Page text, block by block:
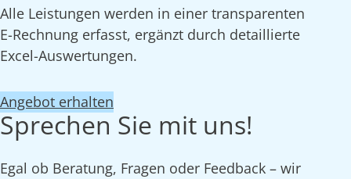
Alle Leistungen werden in einer transparenten
E-Rechnung erfasst, ergänzt durch detaillierte
Excel-Auswertungen.
Angebot erhalten
Sprechen Sie mit uns!
Egal ob Beratung, Fragen oder Feedback – wir